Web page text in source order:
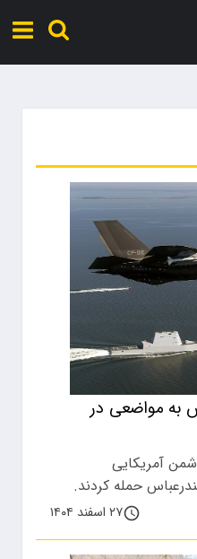
به مواضعی در
آمریکایی
حمله کردند.
۲۷ اسفند ۱۴۰۴